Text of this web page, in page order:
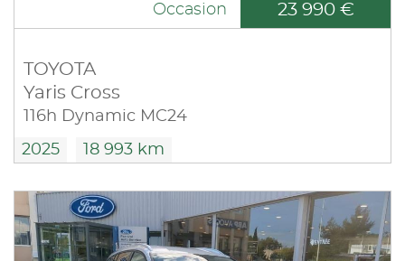
Occasion 23 990 €
TOYOTA
Yaris Cross
116h Dynamic MC24
2025 18 993 km